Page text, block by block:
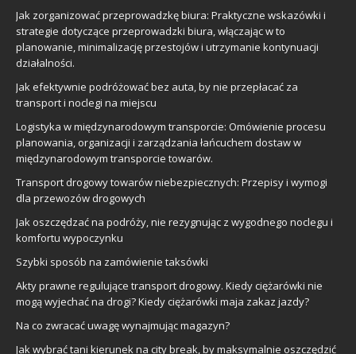
Jak zorganizować przeprowadzkę biura: Praktyczne wskazówki i
strategie dotyczące przeprowadzki biura, włączając w to
planowanie, minimalizację przestojów i utrzymanie kontynuacji
działalności.
Jak efektywnie podróżować bez auta, by nie przepłacać za
transport i noclegi na miejscu
Logistyka w międzynarodowym transporcie: Omówienie procesu
planowania, organizacji i zarządzania łańcuchem dostaw w
międzynarodowym transporcie towarów.
Transport drogowy towarów niebezpiecznych: Przepisy i wymogi
dla przewozów drogowych
Jak oszczędzać na podróży, nie rezygnując z wygodnego noclegu i
komfortu wypoczynku
Szybki sposób na zamówienie taksówki
Akty prawne regulujące transport drogowy. Kiedy ciężarówki nie
mogą wyjechać na drogi? Kiedy ciężarówki maja zakaz jazdy?
Na co zwracać uwagę wynajmując magazyn?
Jak wybrać tani kierunek na city break, by maksymalnie oszczędzić